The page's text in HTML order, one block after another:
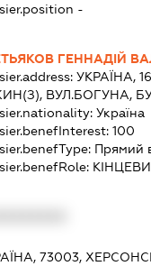
-
ГЕННАДІЙ
УКРАЇНА,
ВУЛ.БОГУНА,
Україна
100
Прямий
73003,